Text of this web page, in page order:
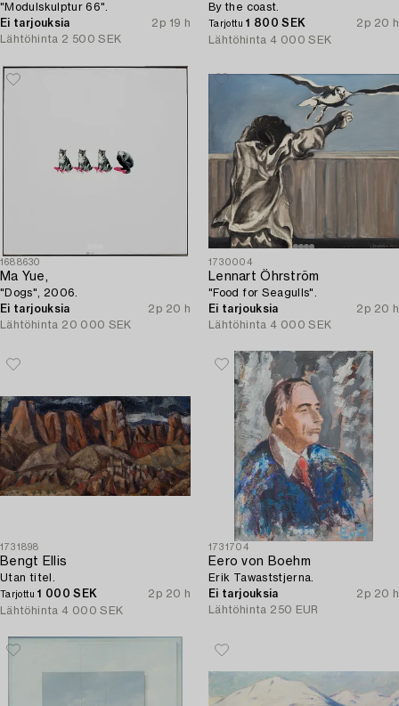
"Modulskulptur 66".
Ei tarjouksia
2p 19 h
Lähtöhinta 2 500 SEK
By the coast.
Tarjottu1 800 SEK
2p 20 h
Lähtöhinta 4 000 SEK
1688630
Ma Yue,
"Dogs", 2006.
Ei tarjouksia
2p 20 h
Lähtöhinta 20 000 SEK
1730004
Lennart Öhrström
"Food for Seagulls".
Ei tarjouksia
2p 20 h
Lähtöhinta 4 000 SEK
1731898
Bengt Ellis
Utan titel.
Tarjottu1 000 SEK
2p 20 h
Lähtöhinta 4 000 SEK
1731704
Eero von Boehm
Erik Tawaststjerna.
Ei tarjouksia
2p 20 h
Lähtöhinta 250 EUR